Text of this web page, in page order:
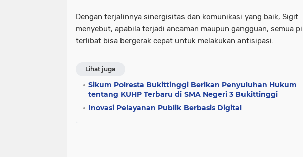
Dengan terjalinnya sinergisitas dan komunikasi yang baik, Sigit
menyebut, apabila terjadi ancaman maupun gangguan, semua
terlibat bisa bergerak cepat untuk melakukan antisipasi.
Lihat juga
Sikum Polresta Bukittinggi Berikan Penyuluhan Hukum
tentang KUHP Terbaru di SMA Negeri 3 Bukittinggi
Inovasi Pelayanan Publik Berbasis Digital